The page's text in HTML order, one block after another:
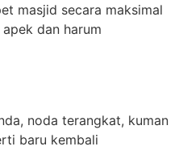
masjid secara maksimal
dan harum
noda terangkat, kuman
baru kembali